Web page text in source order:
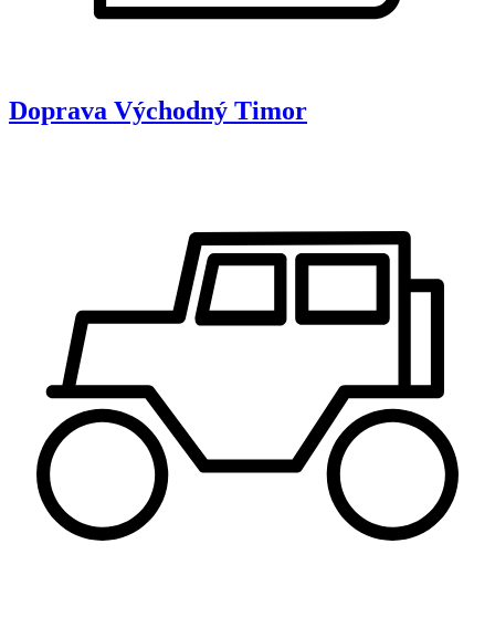
Doprava Východný Timor